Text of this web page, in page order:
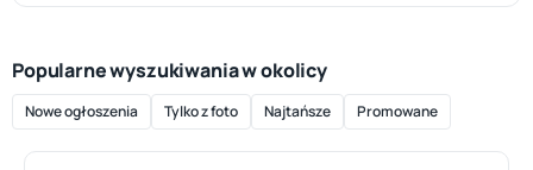
Popularne wyszukiwania w okolicy
Nowe ogłoszenia Tylko z foto Najtańsze Promowane